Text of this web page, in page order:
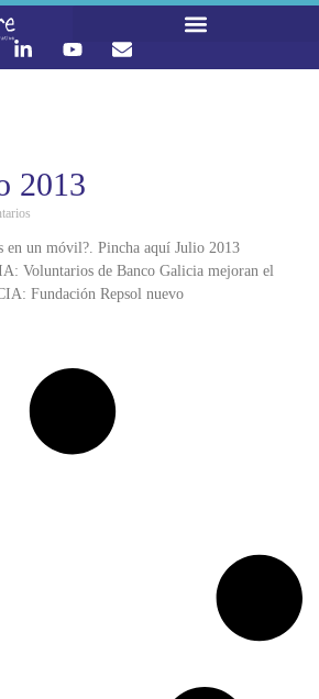
2013
un móvil?. Pincha aquí Julio 2013
Voluntarios de Banco Galicia mejoran el
Fundación Repsol nuevo